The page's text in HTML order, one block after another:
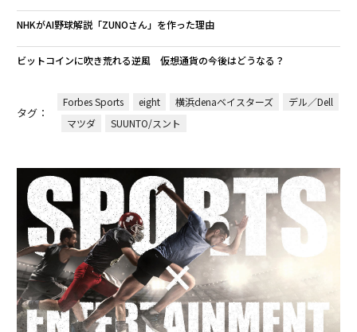
NHKがAI野球解説「ZUNOさん」を作った理由
ビットコインに吹き荒れる逆風 仮想通貨の今後はどうなる？
タグ：
Forbes Sports eight 横浜denaベイスターズ
デル／Dell
マツダ
SUUNTO/スント